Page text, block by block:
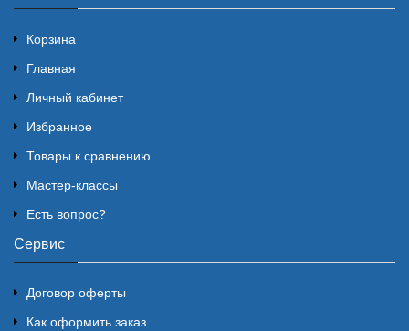
Корзина
Главная
Личный кабинет
Избранное
Товары к сравнению
Мастер-классы
Есть вопрос?
Сервис
Договор оферты
Как оформить заказ